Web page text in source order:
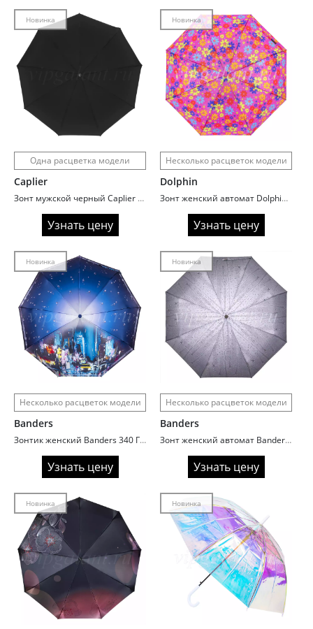
Новинка
Одна расцветка модели
Caplier
Зонт мужской черный Caplier 6509 облегченный обратного сложения
Узнать цену
Новинка
Несколько расцветок модели
Dolphin
Зонт женский автомат Dolphin 706 Neon flowers
Узнать цену
Новинка
Несколько расцветок модели
Banders
Зонтик женский Banders 340 Городские пейзажи
Узнать цену
Новинка
Несколько расцветок модели
Banders
Зонт женский автомат Banders 962 Капли 3D
Узнать цену
Новинка Новинка